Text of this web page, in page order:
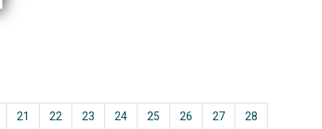
21 22 23 24 25 26 27 28